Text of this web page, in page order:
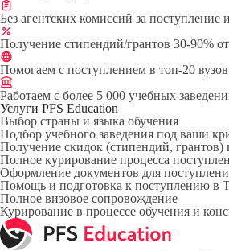
Без агентских комиссий за поступление
Получение стипендий/грантов 30-90%
Помогаем с поступлением в топ-20
Работаем с более 5 000 учебных
Услуги PFS Education
Выбор страны и языка обучения
Подбор учебного заведения под ваши
Получение скидок (стипендий, грантов)
Полное курирование процесса
Оформление документов для
Помощь и подготовка к поступлению в
Полное визовое сопровождение
Курирование в процессе обучения и